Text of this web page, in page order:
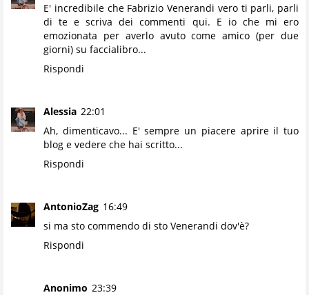
E' incredibile che Fabrizio Venerandi vero ti parli, parli
di te e scriva dei commenti qui. E io che mi ero
emozionata per averlo avuto come amico (per due
giorni) su faccialibro...
Rispondi
Alessia 22:01
Ah, dimenticavo... E' sempre un piacere aprire il tuo
blog e vedere che hai scritto...
Rispondi
AntonioZag 16:49
si ma sto commendo di sto Venerandi dov'è?
Rispondi
Anonimo 23:39